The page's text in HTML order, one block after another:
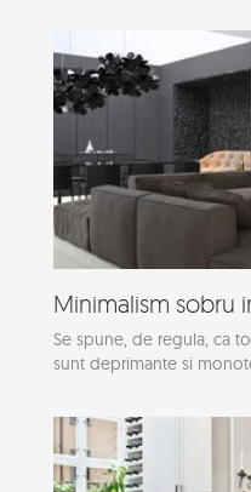
Minimalism sobru
Se spune, de regula, ca
sunt deprimante si